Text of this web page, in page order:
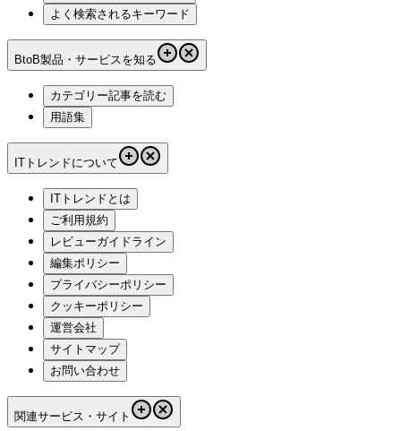
よく検索されるキーワード
BtoB製品・サービスを知る
カテゴリー記事を読む
用語集
ITトレンドについて
ITトレンドとは
ご利用規約
レビューガイドライン
編集ポリシー
プライバシーポリシー
クッキーポリシー
運営会社
サイトマップ
お問い合わせ
関連サービス・サイト